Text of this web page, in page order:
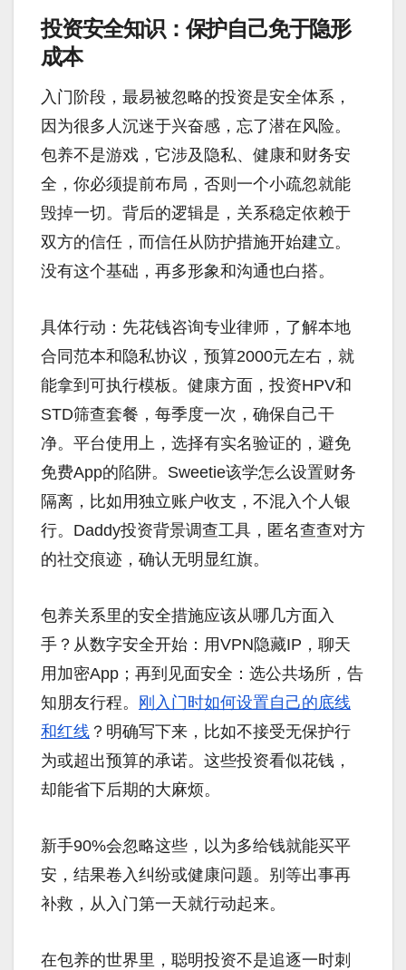
投资安全知识：保护自己免于隐形
成本
入门阶段，最易被忽略的投资是安全体系，
因为很多人沉迷于兴奋感，忘了潜在风险。
包养不是游戏，它涉及隐私、健康和财务安
全，你必须提前布局，否则一个小疏忽就能
毁掉一切。背后的逻辑是，关系稳定依赖于
双方的信任，而信任从防护措施开始建立。
没有这个基础，再多形象和沟通也白搭。
具体行动：先花钱咨询专业律师，了解本地
合同范本和隐私协议，预算2000元左右，就
能拿到可执行模板。健康方面，投资HPV和
STD筛查套餐，每季度一次，确保自己干
净。平台使用上，选择有实名验证的，避免
免费App的陷阱。Sweetie该学怎么设置财务
隔离，比如用独立账户收支，不混入个人银
行。Daddy投资背景调查工具，匿名查查对方
的社交痕迹，确认无明显红旗。
包养关系里的安全措施应该从哪几方面入
手？从数字安全开始：用VPN隐藏IP，聊天
用加密App；再到见面安全：选公共场所，告
知朋友行程。 刚入门时如何设置自己的底线
和红线 ？明确写下来，比如不接受无保护行
为或超出预算的承诺。这些投资看似花钱，
却能省下后期的大麻烦。
新手90%会忽略这些，以为多给钱就能买平
安，结果卷入纠纷或健康问题。别等出事再
补救，从入门第一天就行动起来。
在包养的世界里，聪明投资不是追逐一时刺